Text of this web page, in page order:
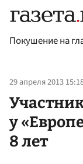
Покушение на
29 апреля 2013
у
8 лет